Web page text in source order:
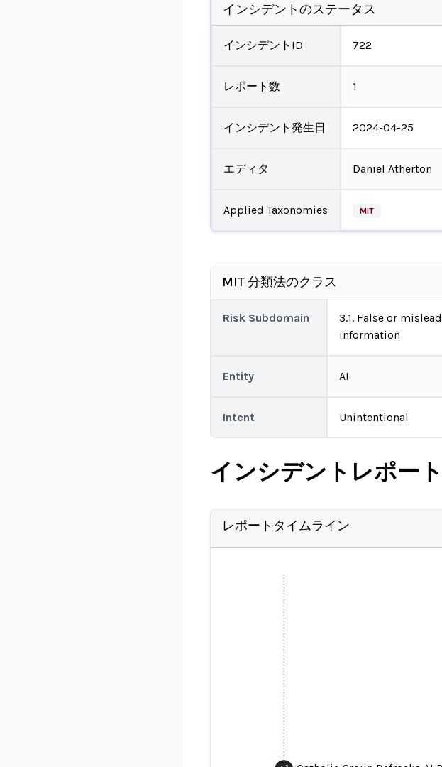
インシデントのステータス
インシデントID 722
レポート数 1
インシデント発生日 2024-04-25
エディタ Daniel Atherton
Applied Taxonomies MIT
MIT 分類法のクラス
Risk Subdomain
3.1. False or
information
Entity AI
Intent Unintentional
インシデントレポート
レポートタイムライン